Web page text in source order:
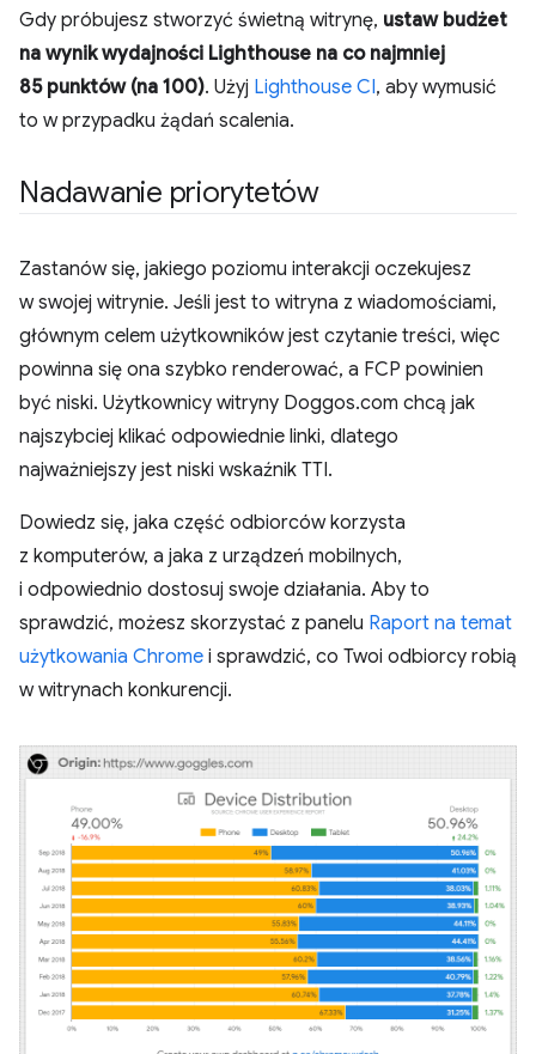
Gdy próbujesz stworzyć świetną witrynę, ustaw budżet
na wynik wydajności Lighthouse na co najmniej
85 punktów (na 100). Użyj Lighthouse CI, aby wymusić
to w przypadku żądań scalenia.
Nadawanie priorytetów
Zastanów się, jakiego poziomu interakcji oczekujesz
w swojej witrynie. Jeśli jest to witryna z wiadomościami,
głównym celem użytkowników jest czytanie treści, więc
powinna się ona szybko renderować, a FCP powinien
być niski. Użytkownicy witryny Doggos.com chcą jak
najszybciej klikać odpowiednie linki, dlatego
najważniejszy jest niski wskaźnik TTI.
Dowiedz się, jaka część odbiorców korzysta
z komputerów, a jaka z urządzeń mobilnych,
i odpowiednio dostosuj swoje działania. Aby to
sprawdzić, możesz skorzystać z panelu Raport na temat
użytkowania Chrome i sprawdzić, co Twoi odbiorcy robią
w witrynach konkurencji.